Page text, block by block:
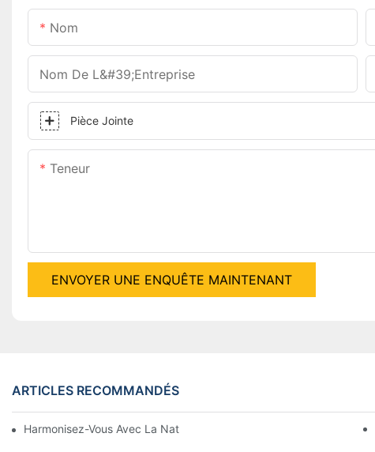
Nom
Nom De L&#39;entreprise
Pièce Jointe
Teneur
ENVOYER UNE ENQUÊTE MAINTENANT
ARTICLES RECOMMANDÉS
Harmonisez-Vous Avec La Nature, Élevez-Vous Avec Gelandy